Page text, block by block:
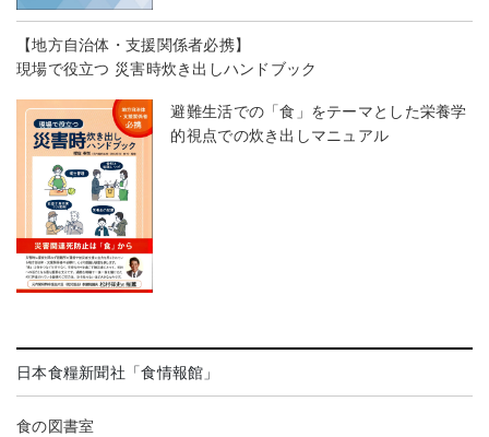
【地方自治体・支援関係者必携】
現場で役立つ 災害時炊き出しハンドブック
避難生活での「食」をテーマとした栄養学
的視点での炊き出しマニュアル
日本食糧新聞社「食情報館」
食の図書室